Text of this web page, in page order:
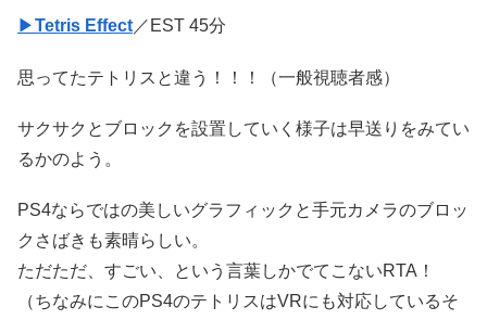
▶Tetris Effect ／EST 45分
思ってたテトリスと違う！！！（一般視聴者感）
サクサクとブロックを設置していく様子は早送りをみてい
るかのよう。
PS4ならではの美しいグラフィックと手元カメラのブロッ
クさばきも素晴らしい。
ただただ、すごい、という言葉しかでてこないRTA！
（ちなみにこのPS4のテトリスはVRにも対応しているそ